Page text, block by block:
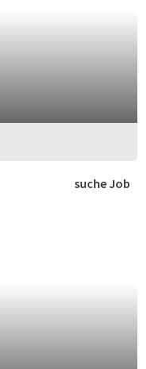
suche Job